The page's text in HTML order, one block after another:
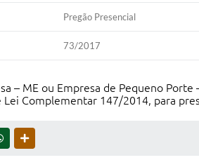
Pregão Presencial
73/2017
– ME ou Empresa de Pequeno
Complementar 147/2014, para
WHATSAPP